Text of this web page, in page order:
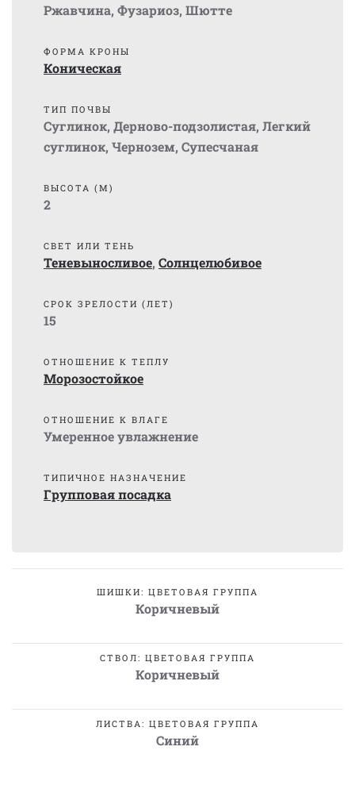
Ржавчина, Фузариоз, Шютте
ФОРМА КРОНЫ
Коническая
ТИП ПОЧВЫ
Суглинок, Дерново-подзолистая, Легкий
суглинок, Чернозем, Супесчаная
ВЫСОТА (М)
2
СВЕТ ИЛИ ТЕНЬ
Теневыносливое, Солнцелюбивое
СРОК ЗРЕЛОСТИ (ЛЕТ)
15
ОТНОШЕНИЕ К ТЕПЛУ
Морозостойкое
ОТНОШЕНИЕ К ВЛАГЕ
Умеренное увлажнение
ТИПИЧНОЕ НАЗНАЧЕНИЕ
Групповая посадка
ШИШКИ: ЦВЕТОВАЯ ГРУППА
Коричневый
СТВОЛ: ЦВЕТОВАЯ ГРУППА
Коричневый
ЛИСТВА: ЦВЕТОВАЯ ГРУППА
Синий